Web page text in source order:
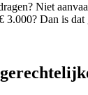
Niet
3.000? Dan is